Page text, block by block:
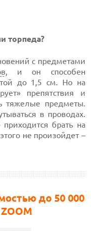
торпеда?
с предметами
, и он способен
до 1,5 см. Но на
препятствия и
тяжелые предметы.
в проводах.
приходится брать на
не произойдет –
до 50 000